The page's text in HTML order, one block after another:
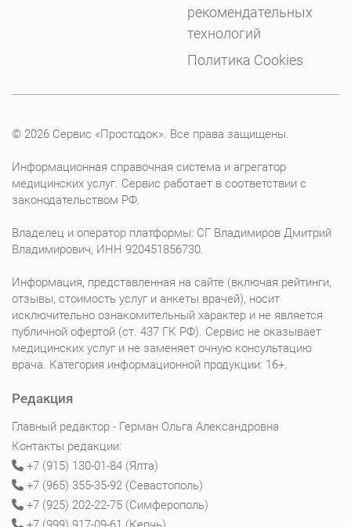
рекомендательных
технологий
Политика Cookies
© 2026 Сервис «Простодок». Все права защищены.
Информационная справочная система и агрегатор
медицинских услуг. Сервис работает в соответствии с
законодательством РФ.
Владелец и оператор платформы: СГ Владимиров Дмитрий
Владимирович, ИНН 920451856730.
Информация, представленная на сайте (включая рейтинги,
отзывы, стоимость услуг и анкеты врачей), носит
исключительно ознакомительный характер и не является
публичной офертой (ст. 437 ГК РФ). Сервис не оказывает
медицинских услуг и не заменяет очную консультацию
врача. Категория информационной продукции: 16+.
Редакция
Главный редактор - Герман Ольга Александровна
Контакты редакции:
+7 (915) 130-01-84 (Ялта)
+7 (965) 355-35-92 (Севастополь)
+7 (925) 202-22-75 (Симферополь)